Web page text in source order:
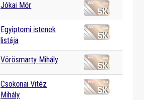
Jókai Mór
Egyiptomi istenek
listája
Vörösmarty Mihály
Csokonai Vitéz
Mihály